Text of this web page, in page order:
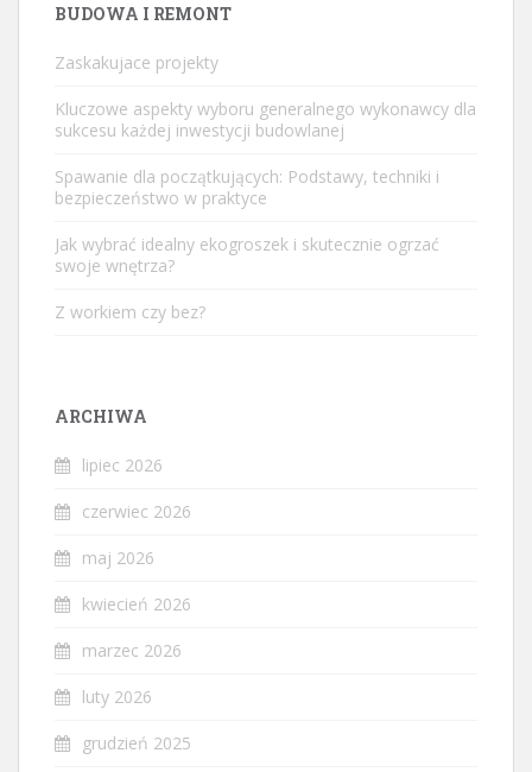
BUDOWA I REMONT
Zaskakujace projekty
Kluczowe aspekty wyboru generalnego wykonawcy dla
sukcesu każdej inwestycji budowlanej
Spawanie dla początkujących: Podstawy, techniki i
bezpieczeństwo w praktyce
Jak wybrać idealny ekogroszek i skutecznie ogrzać
swoje wnętrza?
Z workiem czy bez?
ARCHIWA
lipiec 2026
czerwiec 2026
maj 2026
kwiecień 2026
marzec 2026
luty 2026
grudzień 2025